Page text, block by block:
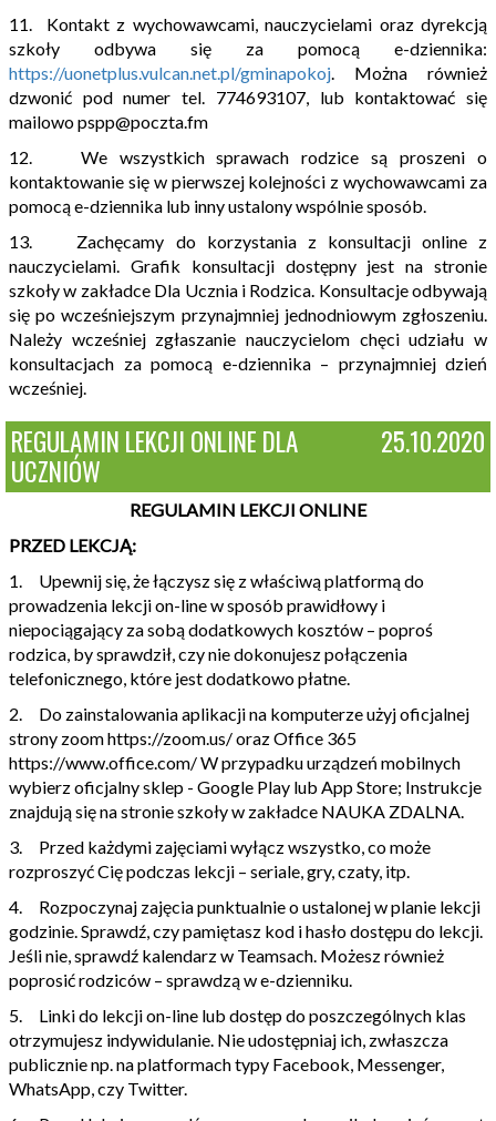
11. Kontakt z wychowawcami, nauczycielami oraz dyrekcją
szkoły odbywa się za pomocą e-dziennika:
https://uonetplus.vulcan.net.pl/gminapokoj. Można również
dzwonić pod numer tel. 774693107, lub kontaktować się
mailowo pspp@poczta.fm
12. We wszystkich sprawach rodzice są proszeni o
kontaktowanie się w pierwszej kolejności z wychowawcami za
pomocą e-dziennika lub inny ustalony wspólnie sposób.
13. Zachęcamy do korzystania z konsultacji online z
nauczycielami. Grafik konsultacji dostępny jest na stronie
szkoły w zakładce Dla Ucznia i Rodzica. Konsultacje odbywają
się po wcześniejszym przynajmniej jednodniowym zgłoszeniu.
Należy wcześniej zgłaszanie nauczycielom chęci udziału w
konsultacjach za pomocą e-dziennika – przynajmniej dzień
wcześniej.
REGULAMIN LEKCJI ONLINE DLA
UCZNIÓW
25.10.2020
REGULAMIN LEKCJI ONLINE
PRZED LEKCJĄ:
1. Upewnij się, że łączysz się z właściwą platformą do
prowadzenia lekcji on-line w sposób prawidłowy i
niepociągający za sobą dodatkowych kosztów – poproś
rodzica, by sprawdził, czy nie dokonujesz połączenia
telefonicznego, które jest dodatkowo płatne.
2. Do zainstalowania aplikacji na komputerze użyj oficjalnej
strony zoom https://zoom.us/ oraz Office 365
https://www.office.com/ W przypadku urządzeń mobilnych
wybierz oficjalny sklep - Google Play lub App Store; Instrukcje
znajdują się na stronie szkoły w zakładce NAUKA ZDALNA.
3. Przed każdymi zajęciami wyłącz wszystko, co może
rozproszyć Cię podczas lekcji – seriale, gry, czaty, itp.
4. Rozpoczynaj zajęcia punktualnie o ustalonej w planie lekcji
godzinie. Sprawdź, czy pamiętasz kod i hasło dostępu do lekcji.
Jeśli nie, sprawdź kalendarz w Teamsach. Możesz również
poprosić rodziców – sprawdzą w e-dzienniku.
5. Linki do lekcji on-line lub dostęp do poszczególnych klas
otrzymujesz indywidulanie. Nie udostępniaj ich, zwłaszcza
publicznie np. na platformach typy Facebook, Messenger,
WhatsApp, czy Twitter.